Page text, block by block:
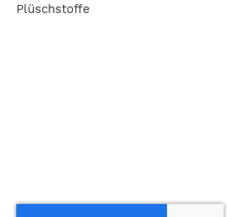
Plüschstoffe